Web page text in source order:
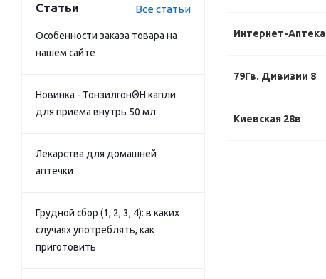
Интернет-Аптека
79Гв. Дивизии 8
Киевская 28в
Статьи Все статьи
Особенности заказа товара на
нашем сайте
Новинка - Тонзилгон®Н капли
для приема внутрь 50 мл
Лекарства для домашней
аптечки
Грудной сбор (1, 2, 3, 4): в каких
случаях употреблять, как
приготовить